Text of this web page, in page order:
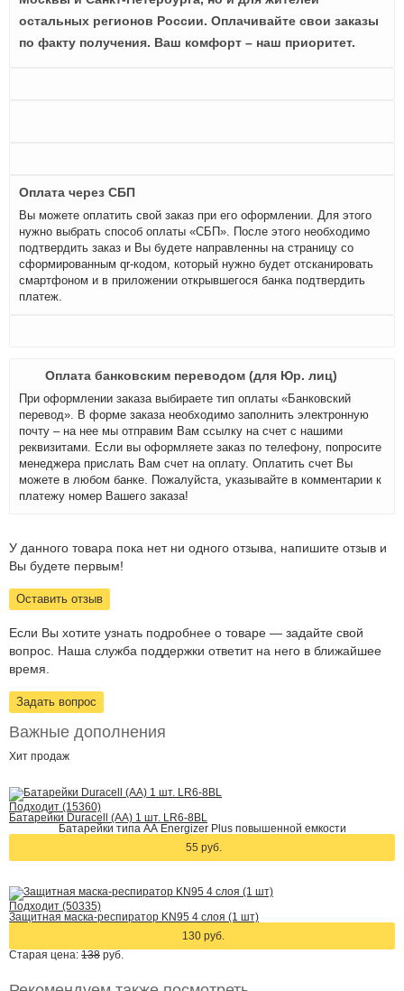
остальных регионов России. Оплачивайте свои заказы
по факту получения. Ваш комфорт – наш приоритет.
Оплата через СБП
Вы можете оплатить свой заказ при его оформлении. Для этого
нужно выбрать способ оплаты «СБП». После этого необходимо
подтвердить заказ и Вы будете направленны на страницу со
сформированным qr-кодом, который нужно будет отсканировать
смартфоном и в приложении открывшегося банка подтвердить
платеж.
Оплата банковским переводом (для Юр. лиц)
При оформлении заказа выбираете тип оплаты «Банковский
перевод». В форме заказа необходимо заполнить электронную
почту – на нее мы отправим Вам ссылку на счет с нашими
реквизитами. Если вы оформляете заказ по телефону, попросите
менеджера прислать Вам счет на оплату. Оплатить счет Вы
можете в любом банке. Пожалуйста, указывайте в комментарии к
платежу номер Вашего заказа!
У данного товара пока нет ни одного отзыва, напишите отзыв и
Вы будете первым!
Оставить отзыв
Если Вы хотите узнать подробнее о товаре — задайте свой
вопрос. Наша служба поддержки ответит на него в ближайшее
время.
Задать вопрос
Важные дополнения
Хит продаж
Подходит (15360)
Батарейки Duracell (АА) 1 шт. LR6-8BL
Батарейки типа АА Energizer Plus повышенной емкости
55 руб.
Подходит (50335)
Защитная маска-респиратор KN95 4 слоя (1 шт)
130 руб.
Старая цена: 138 руб.